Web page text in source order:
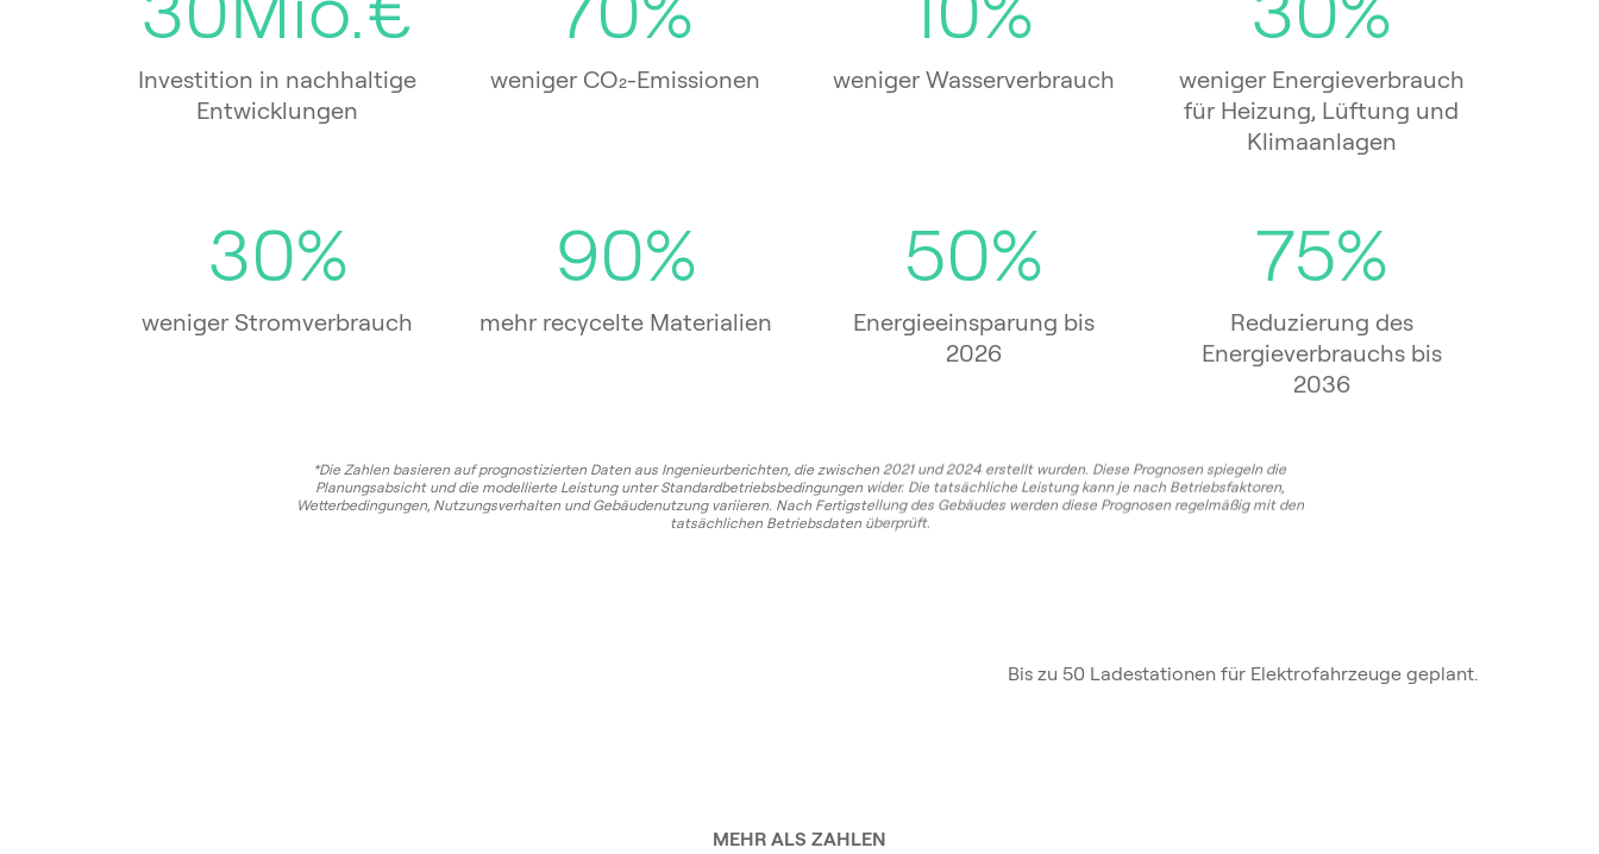
Investition in nachhaltige
Entwicklungen
weniger CO₂-Emissionen weniger Wasserverbrauch
weniger Energieverbrauch
für Heizung, Lüftung und
Klimaanlagen
30%
weniger Stromverbrauch
90%
mehr recycelte Materialien
50%
Energieeinsparung bis
2026
75%
Reduzierung des
Energieverbrauchs bis
2036
*Die Zahlen basieren auf prognostizierten Daten aus Ingenieurberichten, die zwischen 2021 und 2024 erstellt wurden. Diese Prognosen spiegeln die
Planungsabsicht und die modellierte Leistung unter Standardbetriebsbedingungen wider. Die tatsächliche Leistung kann je nach Betriebsfaktoren,
Wetterbedingungen, Nutzungsverhalten und Gebäudenutzung variieren. Nach Fertigstellung des Gebäudes werden diese Prognosen regelmäßig mit den
tatsächlichen Betriebsdaten überprüft.
Bis zu 50 Ladestationen für Elektrofahrzeuge geplant.
MEHR ALS ZAHLEN